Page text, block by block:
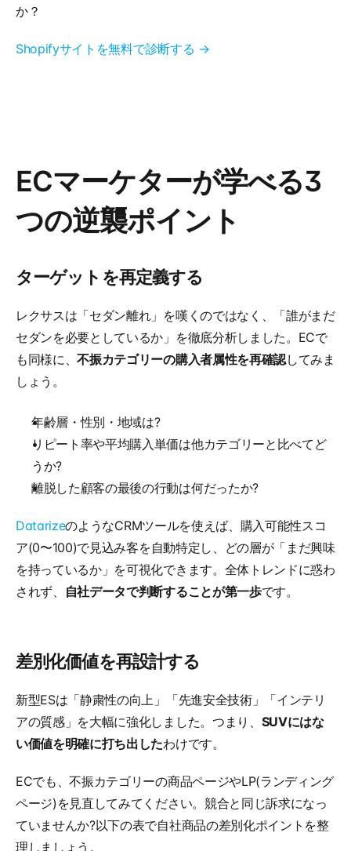
か？
Shopifyサイトを無料で診断する →
ECマーケターが学べる3
つの逆襲ポイント
ターゲットを再定義する
レクサスは「セダン離れ」を嘆くのではなく、「誰がまだ
セダンを必要としているか」を徹底分析しました。ECで
も同様に、不振カテゴリーの購入者属性を再確認してみま
しょう。
年齢層・性別・地域は?
リピート率や平均購入単価は他カテゴリーと比べてど
うか?
離脱した顧客の最後の行動は何だったか?
DatarizeのようなCRMツールを使えば、購入可能性スコ
ア(0〜100)で見込み客を自動特定し、どの層が「まだ興味
を持っているか」を可視化できます。全体トレンドに惑わ
されず、
自社データで判断することが第一歩です。
差別化価値を再設計する
新型ESは「静粛性の向上」「先進安全技術」「インテリ
アの質感」を大幅に強化しました。つまり、 SUVにはな
い価値を明確に打ち出したわけです。
ECでも、不振カテゴリーの商品ページやLP(ランディング
ページ)を見直してみてください。競合と同じ訴求になっ
ていませんか?以下の表で自社商品の差別化ポイントを整
理しましょう。